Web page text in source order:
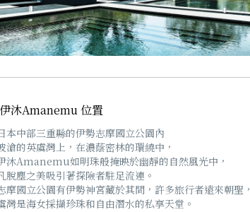
沐Amanemu位置
本中部三重縣的伊勢志摩國立公園內
滄的英虞灣上，在濃蔭密林的環繞中，
沐Amanemu如明珠般掩映於幽靜的自然風光中，
脫塵之美吸引著探險者駐足流連。
摩國立公園有伊勢神宮藏於其間，許多旅行者遠來朝聖，
灣是海女採擷珍珠和自由潛水的私享天堂。